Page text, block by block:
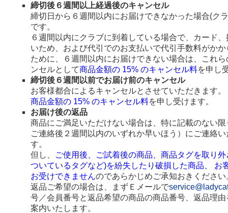
締切後６週間以上経過後のキャンセル
締切日から６週間以内にお届けできなかった場合(ク
です。
６週間以内にクラブに到着している場合で、カード
いため、および代引でのお支払いで代引手数料がか
ために、６週間以内にお届けできない場合は、これ
ンセルとして商品金額の 15% のキャンセル料を申し
締切後６週間以前でお届け前のキャンセル
お客様都合によるキャンセルとさせていただきます。
商品金額の 15% のキャンセル料を申し受けます。
お届け後の返品
商品にご満足いただけない場合は、特に記載のない
ご連絡後２週間以内のいずれか早いほう）にご連絡
す。
但し、
ご使用後、ご試着後の商品、商品タグを取り
ついているタグなど)を紛失したり破損した商品、
お受けできませんのであらかじめご承知おきください
返品ご希望の場合は、まずＥメールで
号／会員番号と返品希望の商品の商品番号、返品理
案内いたします。